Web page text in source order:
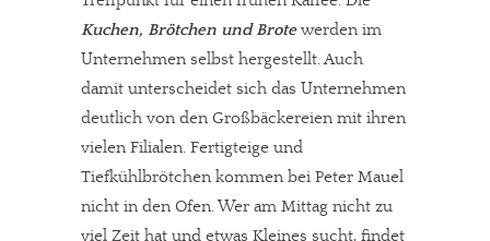
Kuchen, Brötchen und Brotewerden im
Unternehmen selbst hergestellt. Auch
damit unterscheidet sich das Unternehmen
deutlich von den Großbäckereien mit ihren
vielen Filialen. Fertigteige und
Tiefkühlbrötchen kommen bei Peter Mauel
nicht in den Ofen. Wer am Mittag nicht zu
viel Zeit hat und etwas Kleines sucht, findet